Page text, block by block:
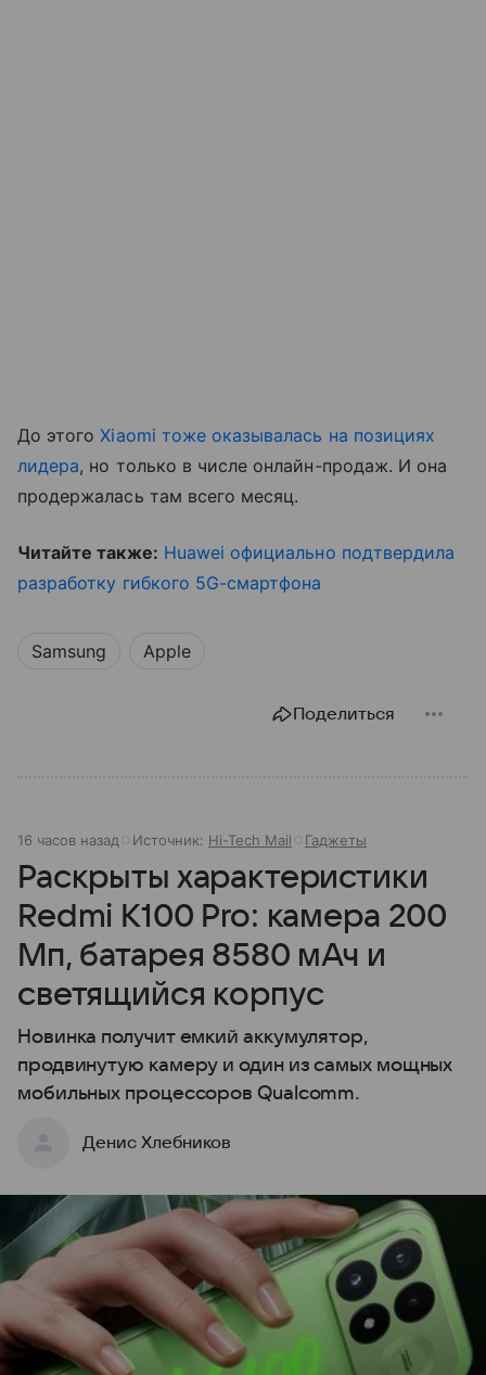
До этогоXiaomi тоже оказывалась на позициях
лидера, но только в числе онлайн-продаж. И она
продержалась там всего месяц.
Читайте также: Huawei официально подтвердила
разработку гибкого 5G-смартфона
Samsung Apple
Поделиться
16 часов назад Источник: Hi-Tech Mail Гаджеты
Раскрыты характеристики
Redmi K100 Pro: камера 200
Мп, батарея 8580 мАч и
светящийся корпус
Новинка получит емкий аккумулятор,
продвинутую камеру и один из самых мощных
мобильных процессоров Qualcomm.
Денис Хлебников